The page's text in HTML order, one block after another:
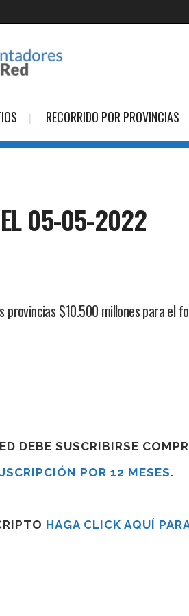
RECORRIDO POR PROVINCIAS
05-05-2022
provincias $10.500 millones para
DEBE SUSCRIBIRSE
POR 12 MESES.
HAGA CLICK AQUÍ